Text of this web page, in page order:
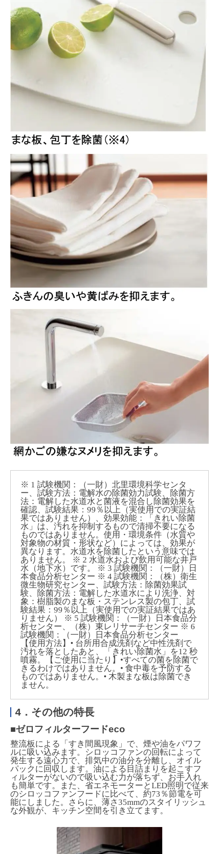
※ 1 試験機関：（一財）北里環境科学センタ
ー、試験方法：電解水の除菌効力試験、除菌方
法：電解した水道水と菌液を混合し除菌効果を
確認、試験結果：99％以上（実使用での実証結
果ではありません）、効果効能：「きれい除菌
水」は、汚れを抑制するもので清掃不要になる
ものではありません。使用・環境条件（水質や
対象物の材質・形状など）によっては、効果が
異なります。水道水を除菌したという意味では
ありません。 ※ 2 水道水および飲用可能な井戸
水（地下水）です。 ※ 3 試験機関：（一財）日
本食品分析センター ※ 4 試験機関：（株）衛生
微生物研究センター、試験方法：除菌効果試
験、除菌方法：電解した水道水により洗浄、対
象：樹脂製のまな板・ステンレス製の包丁、試
験結果：99％以上（実使用での実証結果ではあ
りません） ※ 5 試験機関：（一財）日本食品分
析センター、（株）東レリサーチセンター ※ 6
試験機関：（一財）日本食品分析センター
【使用方法】• 台所用合成洗剤など中性洗剤で
汚れを落としたあと、「きれい除菌水」を12 秒
噴霧。【ご使用に当たり】•すべての菌を除菌で
きるわけではありません。• 食中毒を予防する
ものではありません。• 木製まな板は除菌でき
ません。
4．その他の特長
■ゼロフィルターフードeco
整流板による「すき間風現象」で、煙や油をパワフ
ルに吸い込みます。シロッコファンの回転によって
発生する遠心力で、排気中の油分を分離し、オイル
パックに回収します。油による目詰まりを起こすフ
ィルターがないので吸い込む力が落ちず、お手入れ
も簡単です。また、省エネモーターとLED照明で従来
のシロッコファンフードに比べて、約73％節電を可
能にしました。さらに、薄さ35mmのスタイリッシュ
な外観が、キッチン空間を引き立てます。